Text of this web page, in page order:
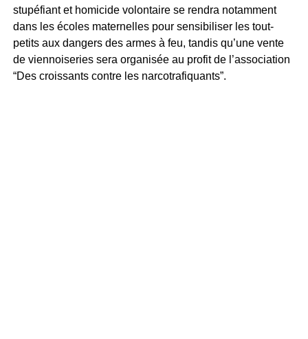
stupéfiant et homicide volontaire se rendra notamment
dans les écoles maternelles pour sensibiliser les tout-
petits aux dangers des armes à feu, tandis qu’une vente
de viennoiseries sera organisée au profit de l’association
“Des croissants contre les narcotrafiquants”.